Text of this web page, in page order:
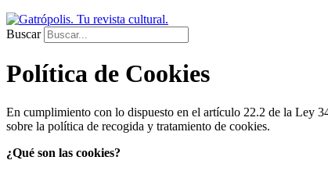
Buscar
Política de Cookies
En cumplimiento con lo dispuesto en el artículo 22.2 de la Ley
sobre la política de recogida y tratamiento de cookies.
¿Qué son las cookies?